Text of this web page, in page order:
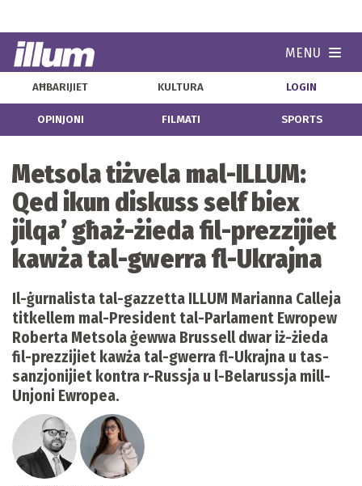
MENU
AĦBARIJIET KULTURA LOGIN
OPINJONI FILMATI SPORTS
​Metsola tiżvela mal-ILLUM:
Qed ikun diskuss self biex
jilqa’ għaż-żieda fil-prezzijiet
kawża tal-gwerra fl-Ukrajna
Il-ġurnalista tal-gazzetta ILLUM Marianna Calleja
titkellem mal-President tal-Parlament Ewropew
Roberta Metsola ġewwa Brussell dwar iż-żieda
fil-prezzijiet kawża tal-gwerra fl-Ukrajna u tas-
sanzjonijiet kontra r-Russja u l-Belarussja mill-
Unjoni Ewropea.